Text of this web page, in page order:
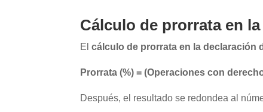
Cálculo de prorrata en
Elcálculo de prorrata en la declaración
Prorrata (%) = (Operaciones con
Después, el resultado se redondea al